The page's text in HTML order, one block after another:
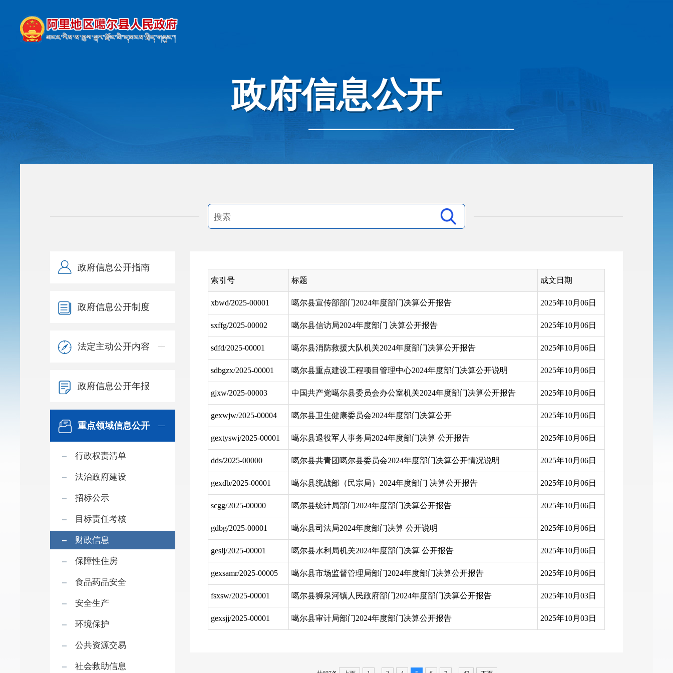
政府信息公开
政府信息公开指南
政府信息公开制度
法定主动公开内容
政府信息公开年报
重点领域信息公开
行政权责清单
法治政府建设
招标公示
目标责任考核
财政信息
保障性住房
食品药品安全
安全生产
环境保护
公共资源交易
社会救助信息
索引号 标题 成文日期
xbwd/2025-00001 噶尔县宣传部部门2024年度部门决算公开报告 2025年10月06日
sxffg/2025-00002 噶尔县信访局2024年度部门 决算公开报告 2025年10月06日
sdfd/2025-00001 噶尔县消防救援大队机关2024年度部门决算公开报告 2025年10月06日
sdbgzx/2025-00001 噶尔县重点建设工程项目管理中心2024年度部门决算公开说明 2025年10月06日
gjxw/2025-00003 中国共产党噶尔县委员会办公室机关2024年度部门决算公开报告 2025年10月06日
gexwjw/2025-00004 噶尔县卫生健康委员会2024年度部门决算公开 2025年10月06日
gextyswj/2025-00001 噶尔县退役军人事务局2024年度部门决算 公开报告 2025年10月06日
dds/2025-00000 噶尔县共青团噶尔县委员会2024年度部门决算公开情况说明 2025年10月06日
gexdb/2025-00001 噶尔县统战部（民宗局）2024年度部门 决算公开报告 2025年10月06日
scgg/2025-00000 噶尔县统计局部门2024年度部门决算公开报告 2025年10月06日
gdbg/2025-00001 噶尔县司法局2024年度部门决算 公开说明 2025年10月06日
geslj/2025-00001 噶尔县水利局机关2024年度部门决算 公开报告 2025年10月06日
gexsamr/2025-00005 噶尔县市场监督管理局部门2024年度部门决算公开报告 2025年10月06日
fsxsw/2025-00001 噶尔县狮泉河镇人民政府部门2024年度部门决算公开报告 2025年10月03日
gexsjj/2025-00001 噶尔县审计局部门2024年度部门决算公开报告 2025年10月03日